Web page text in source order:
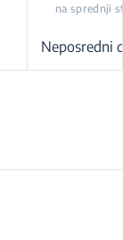
na sprednji
Neposredni